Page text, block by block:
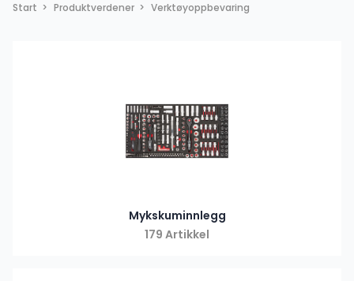
Start Produktverdener Verktøyoppbevaring
Mykskuminnlegg
179 Artikkel